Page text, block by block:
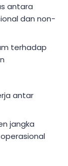
antara
dan non-
terhadap
antar
jangka